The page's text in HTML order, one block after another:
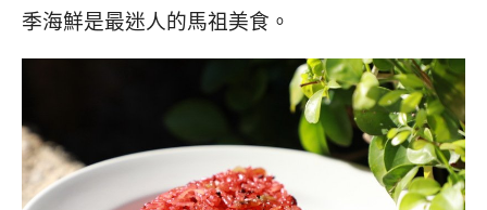
季海鮮是最迷人的馬祖美食。